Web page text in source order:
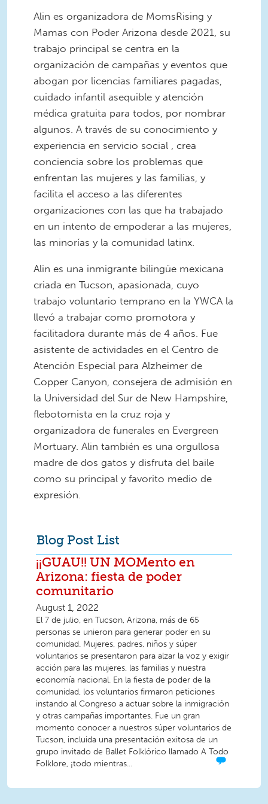
Alin es organizadora de MomsRising y
Mamas con Poder Arizona desde 2021, su
trabajo principal se centra en la
organización de campañas y eventos que
abogan por licencias familiares pagadas,
cuidado infantil asequible y atención
médica gratuita para todos, por nombrar
algunos. A través de su conocimiento y
experiencia en servicio social , crea
conciencia sobre los problemas que
enfrentan las mujeres y las familias, y
facilita el acceso a las diferentes
organizaciones con las que ha trabajado
en un intento de empoderar a las mujeres,
las minorías y la comunidad latinx.
Alin es una inmigrante bilingüe mexicana
criada en Tucson, apasionada, cuyo
trabajo voluntario temprano en la YWCA la
llevó a trabajar como promotora y
facilitadora durante más de 4 años. Fue
asistente de actividades en el Centro de
Atención Especial para Alzheimer de
Copper Canyon, consejera de admisión en
la Universidad del Sur de New Hampshire,
flebotomista en la cruz roja y
organizadora de funerales en Evergreen
Mortuary. Alin también es una orgullosa
madre de dos gatos y disfruta del baile
como su principal y favorito medio de
expresión.
Blog Post List
¡¡GUAU!! UN MOMento en
Arizona: fiesta de poder
comunitario
August 1, 2022
El 7 de julio, en Tucson, Arizona, más de 65
personas se unieron para generar poder en su
comunidad. Mujeres, padres, niños y súper
voluntarios se presentaron para alzar la voz y exigir
acción para las mujeres, las familias y nuestra
economía nacional. En la fiesta de poder de la
comunidad, los voluntarios firmaron peticiones
instando al Congreso a actuar sobre la inmigración
y otras campañas importantes. Fue un gran
momento conocer a nuestros súper voluntarios de
Tucson, incluida una presentación exitosa de un
grupo invitado de Ballet Folklórico llamado A Todo
Folklore, ¡todo mientras...